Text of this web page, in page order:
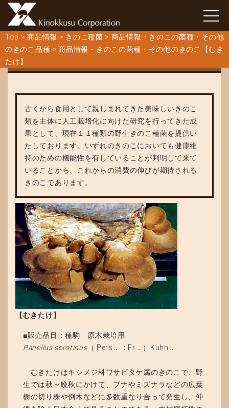
Top >商品情報 > きのこ種菌 > 商品情報・きのこの菌種・その他
のきのこ品種 >商品情報・きのこの菌種・その他のきのこ【むき
たけ】きのこの詳しい情報【むきたけ】きのこの品種
古くから食用として親しまれてきた美味しいきのこ
類を主体に人工栽培化に向けた研究を行ってきた成
果として、現在１１種類の野生きのこ種菌を提供い
たしております。いずれのきのこにおいても健康維
持のための機能性を有していることが判明して来て
いることから、これからの消費の伸びが期待される
きのこであります。
【むきたけ】
■販売品目：種駒 原木栽培用
Panellus serotinus（ Pers．：Fr．）Kuhn．
むきたけはキシメジ科ワサビタケ属のきのこで、野
生では秋～晩秋にかけて、ブナやミズナラなどの広葉
樹の切り株や倒木などに多数重なり合って発生し、沖